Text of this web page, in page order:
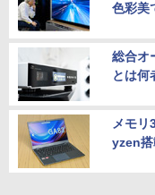
色彩美
総合オ
とは何
メモ
yzen